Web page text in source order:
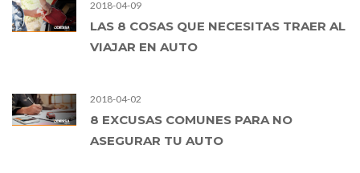
2018-04-09
LAS 8 COSAS QUE NECESITAS TRAER AL
VIAJAR EN AUTO
2018-04-02
8 EXCUSAS COMUNES PARA NO
ASEGURAR TU AUTO